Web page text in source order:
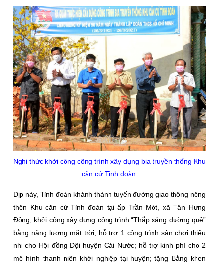
Nghi thức khởi công công trình xây dựng bia truyền thống Khu
căn cứ Tỉnh đoàn.
Dịp này, Tỉnh đoàn khánh thành tuyến đường giao thông nông
thôn Khu căn cứ Tỉnh đoàn tại ấp Trần Mót, xã Tân Hưng
Đông; khởi công xây dựng công trình “Thắp sáng đường quê”
bằng năng lượng mặt trời; hỗ trợ 1 công trình sân chơi thiếu
nhi cho Hội đồng Đội huyện Cái Nước; hỗ trợ kinh phí cho 2
mô hình thanh niên khởi nghiệp tại huyện; tặng Bằng khen